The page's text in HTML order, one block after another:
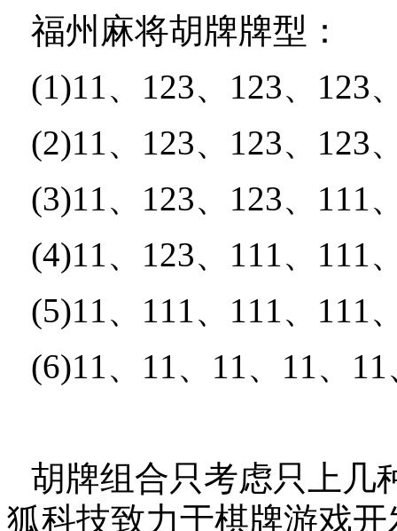
福州麻将胡牌牌型：
(1)11、123、123、123
(2)11、123、123、123
(3)11、123、123、111
(4)11、123、111、111
(5)11、111、111、111
(6)11、11、11、11、
胡牌组合只考虑只上几
狐科技致力于棋牌游戏